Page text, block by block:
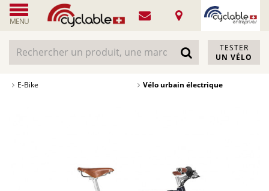
MENU
TESTER
UN VÉLO
E-Bike Vélo urbain électrique